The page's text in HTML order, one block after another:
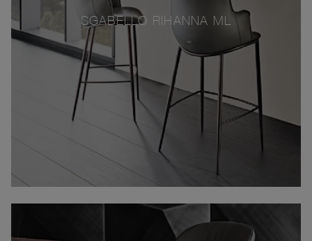
SGABELLO RIHANNA ML